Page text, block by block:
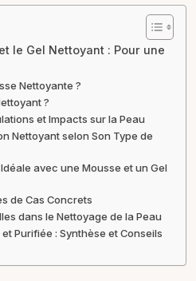
le Gel Nettoyant : Pour une
Nettoyante ?
?
et Impacts sur la Peau
Nettoyant selon Son Type de
avec une Mousse et un Gel
de Cas Concrets
dans le Nettoyage de la Peau
Purifiée : Synthèse et Conseils